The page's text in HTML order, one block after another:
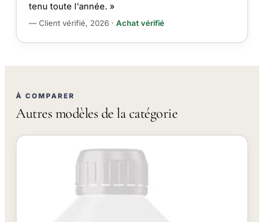
tenu toute l'année. »
— Client vérifié, 2026 · Achat vérifié
À COMPARER
Autres modèles de la catégorie